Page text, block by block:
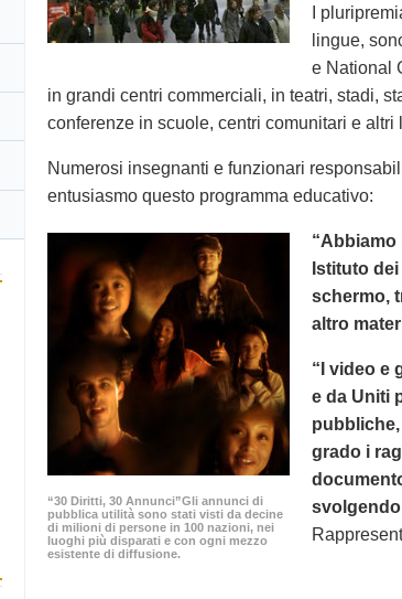
I
lingue,
e National
in grandi centri commerciali, in teatri, stadi,
conferenze in scuole, centri comunitari e altri
Numerosi insegnanti e funzionari
entusiasmo questo programma educativo:
“30 Diritti, 30 Annunci”Gli annunci di
pubblica utilità sono stati visti da decine
di milioni di persone in 100 nazioni, nei
luoghi più disparati e con ogni mezzo
esistente di diffusione.
Istituto
schermo,
altro
“I video e
e da Uniti
grado i
svolgendo